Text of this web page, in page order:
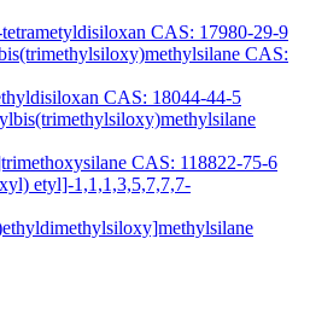
CAS: 17980-29-9
CAS:
CAS: 18044-44-5
CAS: 118822-75-6
etyl]-1,1,1,3,5,7,7,7-